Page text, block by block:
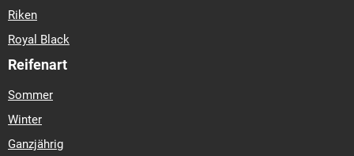
Riken
Royal Black
Reifenart
Sommer
Winter
Ganzjährig